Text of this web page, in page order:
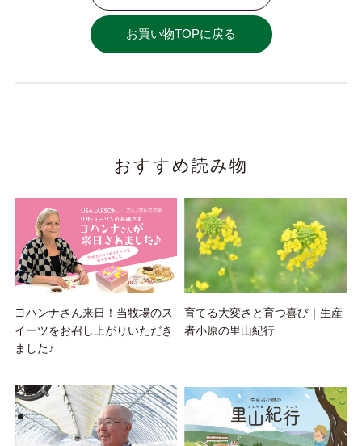
お買い物TOPに戻る
おすすめ読み物
ヨハンナさん来日！当牧場のス
イーツをお召し上がりいただき
ました♪
育てる大変さと育つ喜び｜生産
者小原の里山紀行